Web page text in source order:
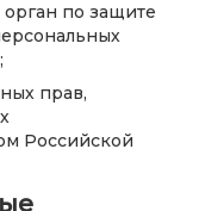
по защите
прав,
Российской